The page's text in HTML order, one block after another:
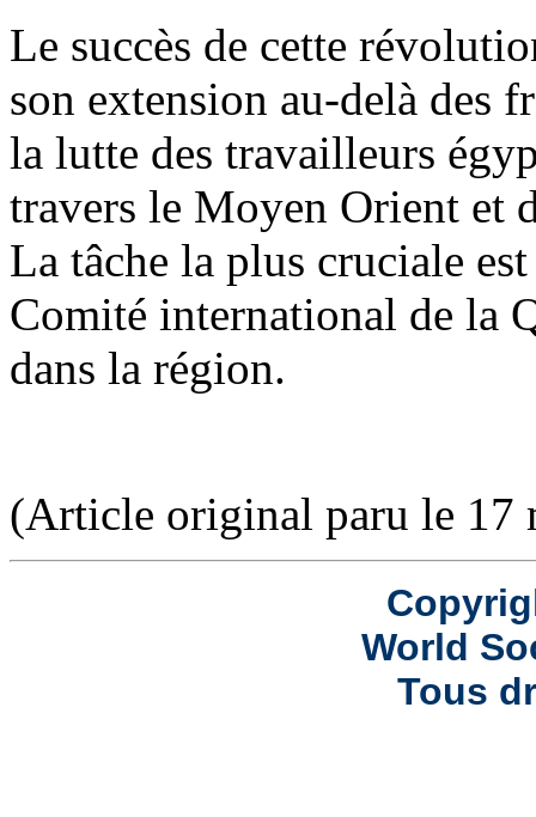
Le succès de cette
son extension au-delà des
la lutte des travailleurs
travers le Moyen Orient et
La tâche la plus cruciale
Comité international de la
dans la région.
(Article original paru le 17
World
Tous